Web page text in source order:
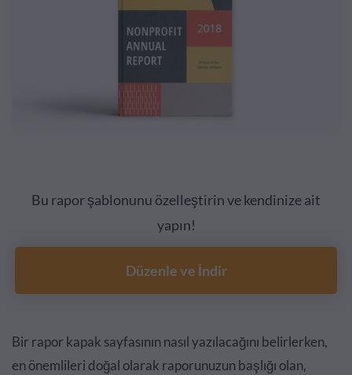
Bu rapor şablonunu özelleştirin ve kendinize ait
yapın!
Düzenle ve İndir
Bir rapor kapak sayfasının nasıl yazılacağını belirlerken,
en önemlileri doğal olarak raporunuzun başlığı olan,